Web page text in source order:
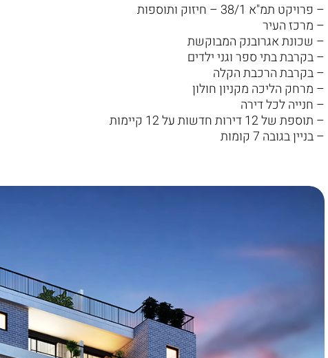
– פרויקט תמ"א 38/1 – חיזוק ותוספות
– מרכז העיר
– שכונת אגרובנק המבוקשת
– בקרבת בתי ספר וגני ילדים
– בקרבת הרכבת הקלה
– מרחק הליכה מקניון חולון
– חנייה לכל דירה
– תוספת של 12 דירות חדשות על 12 קיימות
– בניין בגובה 7 קומות